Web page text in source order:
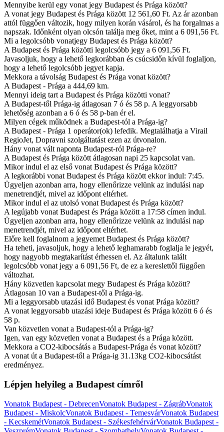
Mennyibe kerül egy vonat jegy Budapest és Prága között?
A vonat jegy Budapest és Prága között 12 561,60 Ft. Az ár azonban
attól függően változik, hogy milyen korán vásárol, és ha forgalmas a
napszak. Időnként olyan olcsón találja meg őket, mint a 6 091,56 Ft.
Mi a legolcsóbb vonatjegy Budapest és Prága között?
A Budapest és Prága közötti legolcsóbb jegy a 6 091,56 Ft.
Javasoljuk, hogy a lehető legkorábban és csúcsidőn kívül foglaljon,
hogy a lehető legolcsóbb jegyet kapja.
Mekkora a távolság Budapest és Prága vonat között?
A Budapest - Prága a 444,69 km.
Mennyi ideig tart a Budapest és Prága közötti vonat?
A Budapest-től Prága-ig átlagosan 7 ó és 58 p. A leggyorsabb
lehetőség azonban a 6 ó és 58 p-ban ér el.
Milyen cégek működnek a Budapest-tól a Prága-ig?
A Budapest - Prága 1 operátor(ok) lefedik. Megtalálhatja a Virail
RegioJet, Dopravni szolgáltatást ezen az útvonalon.
Hány vonat vált naponta Budapest-ról Prága-re?
A Budapest és Prága között átlagosan napi 25 kapcsolat van.
Mikor indul el az első vonat Budapest és Prága között?
A legkorábbi vonat Budapest és Prága között ekkor indul: 7:45.
Ügyeljen azonban arra, hogy ellenőrizze velünk az indulási nap
menetrendjét, mivel az időpont eltérhet.
Mikor indul el az utolsó vonat Budapest és Prága között?
A legújabb vonat Budapest és Prága között a 17:58 címen indul.
Ügyeljen azonban arra, hogy ellenőrizze velünk az indulási nap
menetrendjét, mivel az időpont eltérhet.
Előre kell foglalnom a jegyemet Budapest és Prága között?
Ha teheti, javasoljuk, hogy a lehető leghamarabb foglalja le jegyét,
hogy nagyobb megtakarítást érhessen el. Az általunk talált
legolcsóbb vonat jegy a 6 091,56 Ft, de ez a kereslettől függően
változhat.
Hány közvetlen kapcsolat megy Budapest és Prága között?
Átlagosan 10 van a Budapest-től a Prága-ig.
Mi a leggyorsabb utazási idő Budapest és vonat Prága között?
A vonat leggyorsabb utazási ideje Budapest és Prága között 6 ó és
58 p.
Van közvetlen vonat a Budapest-tól a Prága-ig?
Igen, van egy közvetlen vonat a Budapest és a Prága között.
Mekkora a CO2-kibocsátás a Budapest-Prága és vonat között?
A vonat út a Budapest-től a Prága-ig 31.13kg CO2-kibocsátást
eredményez.
Lépjen helyileg a Budapest címről
Vonatok Budapest - DebrecenVonatok Budapest - ZágrábVonatok
Budapest - MiskolcVonatok Budapest - TemesvárVonatok Budapest
- KecskemétVonatok Budapest - SzékesfehérvárVonatok Budapest -